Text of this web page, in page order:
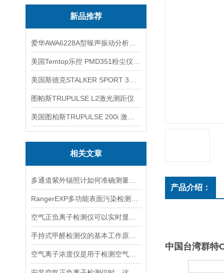
新品推荐
图帕斯TRUPULSE L2激光测距仪
相关文章
产品介绍：
中国台湾群特